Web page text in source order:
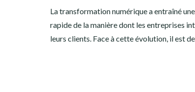
La transformation numérique a entraîné
rapide de la manière dont les entreprises
leurs clients. Face à cette évolution, il est